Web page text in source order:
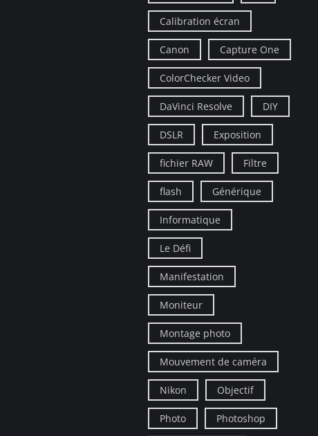
Calibration écran
Canon Capture One
ColorChecker Video
DaVinci Resolve DIY
DSLR Exposition
fichier RAW Filtre
flash Générique
Informatique
Le Défi
Manifestation
Moniteur
Montage photo
Mouvement de caméra
Nikon Objectif
Photo Photoshop